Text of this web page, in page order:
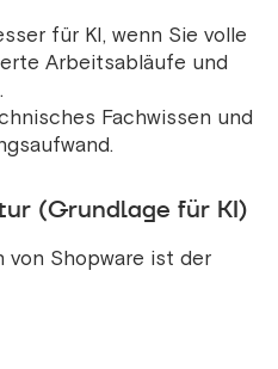
für KI, wenn Sie volle
Arbeitsabläufe und
Fachwissen und
(Grundlage für KI)
von Shopware ist der